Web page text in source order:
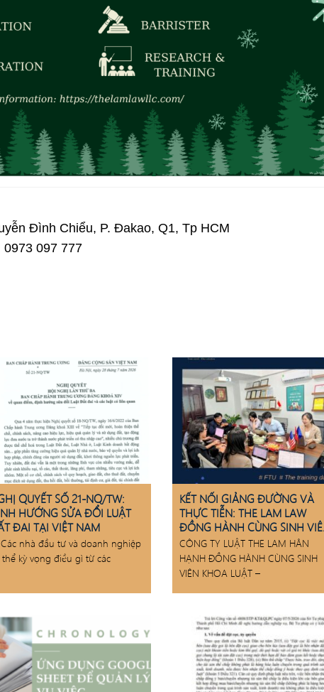
Đình Chiểu, P. Đakao, Q1, Tp HCM
0973 097 777
QUYẾT SỐ 21-NQ/TW:
HƯỚNG SỬA ĐỔI LUẬT
ĐAI TẠI VIỆT NAM
Các nhà đầu tư và doanh nghiệp
thể kỳ vọng điều gì từ các
KẾT NỐI GIẢNG ĐƯỜNG VÀ
THỰC TIỄN: THE LAM LAW
ĐỒNG HÀNH CÙNG SINH
FTU
CÔNG TY LUẬT THE LAM HÂN
HẠNH ĐỒNG HÀNH CÙNG SINH
VIÊN KHOA LUẬT –